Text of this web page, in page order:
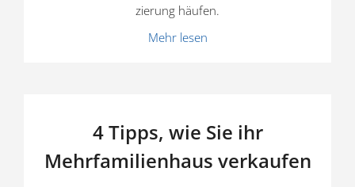
zierung häufen.
Mehr lesen
4 Tipps, wie Sie ihr
Mehrfamilienhaus verkaufen